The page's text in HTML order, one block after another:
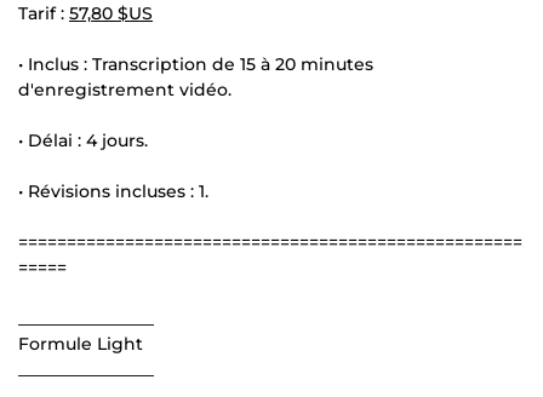
Tarif : 57,80 $US
• Inclus : Transcription de 15 à 20 minutes
d'enregistrement vidéo.
• Délai : 4 jours.
• Révisions incluses : 1.
====================================================
=====
Formule Light